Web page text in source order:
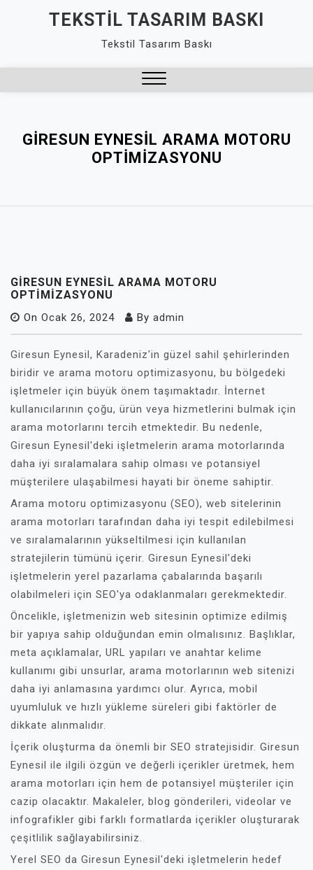
TEKSTIL TASARIM BASKI
Tekstil Tasarım Baskı
GIRESUN EYNESIL ARAMA MOTORU
OPTIMIZASYONU
GIRESUN EYNESIL ARAMA MOTORU
OPTIMIZASYONU
On Ocak 26, 2024 By admin
Giresun Eynesil, Karadeniz'in güzel sahil şehirlerinden
biridir ve arama motoru optimizasyonu, bu bölgedeki
işletmeler için büyük önem taşımaktadır. İnternet
kullanıcılarının çoğu, ürün veya hizmetlerini bulmak için
arama motorlarını tercih etmektedir. Bu nedenle,
Giresun Eynesil'deki işletmelerin arama motorlarında
daha iyi sıralamalara sahip olması ve potansiyel
müşterilere ulaşabilmesi hayati bir öneme sahiptir.
Arama motoru optimizasyonu (SEO), web sitelerinin
arama motorları tarafından daha iyi tespit edilebilmesi
ve sıralamalarının yükseltilmesi için kullanılan
stratejilerin tümünü içerir. Giresun Eynesil'deki
işletmelerin yerel pazarlama çabalarında başarılı
olabilmeleri için SEO'ya odaklanmaları gerekmektedir.
Öncelikle, işletmenizin web sitesinin optimize edilmiş
bir yapıya sahip olduğundan emin olmalısınız. Başlıklar,
meta açıklamalar, URL yapıları ve anahtar kelime
kullanımı gibi unsurlar, arama motorlarının web sitenizi
daha iyi anlamasına yardımcı olur. Ayrıca, mobil
uyumluluk ve hızlı yükleme süreleri gibi faktörler de
dikkate alınmalıdır.
İçerik oluşturma da önemli bir SEO stratejisidir. Giresun
Eynesil ile ilgili özgün ve değerli içerikler üretmek, hem
arama motorları için hem de potansiyel müşteriler için
cazip olacaktır. Makaleler, blog gönderileri, videolar ve
infografikler gibi farklı formatlarda içerikler oluşturarak
çeşitlilik sağlayabilirsiniz.
Yerel SEO da Giresun Eynesil'deki işletmelerin hedef